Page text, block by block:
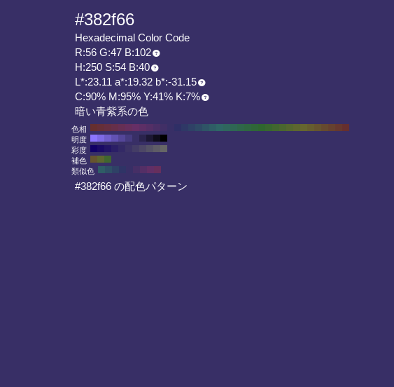
#382f66
Hexadecimal Color Code
R:56 G:47 B:102
H:250 S:54 B:40
L*:23.11 a*:19.32 b*:-31.15
C:90% M:95% Y:41% K:7%
暗い青紫系の色
色相
明度
彩度
補色
類似色
#382f66 の配色パターン